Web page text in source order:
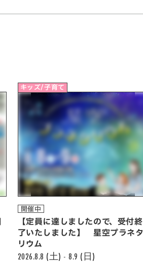
キッズ/子育て
開催中
【定員に達しましたので、受付終
了いたしました】 星空プラネタ
リウム
2026.8.8 (土) - 8.9 (日)